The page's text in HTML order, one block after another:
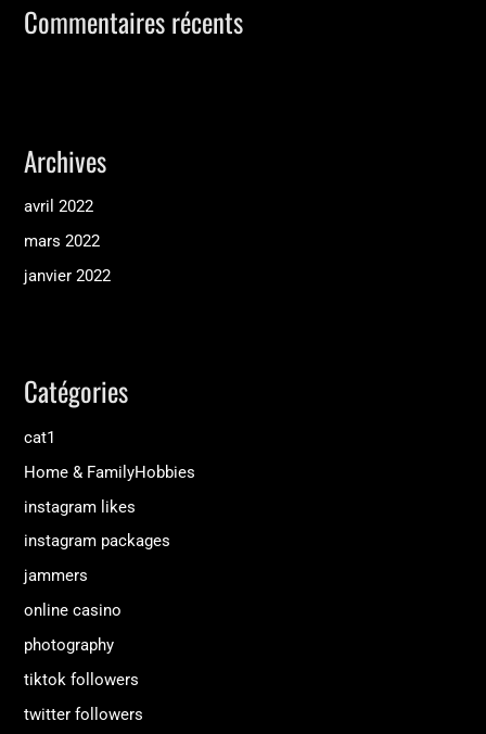
Commentaires récents
Archives
avril 2022
mars 2022
janvier 2022
Catégories
cat1
Home & FamilyHobbies
instagram likes
instagram packages
jammers
online casino
photography
tiktok followers
twitter followers